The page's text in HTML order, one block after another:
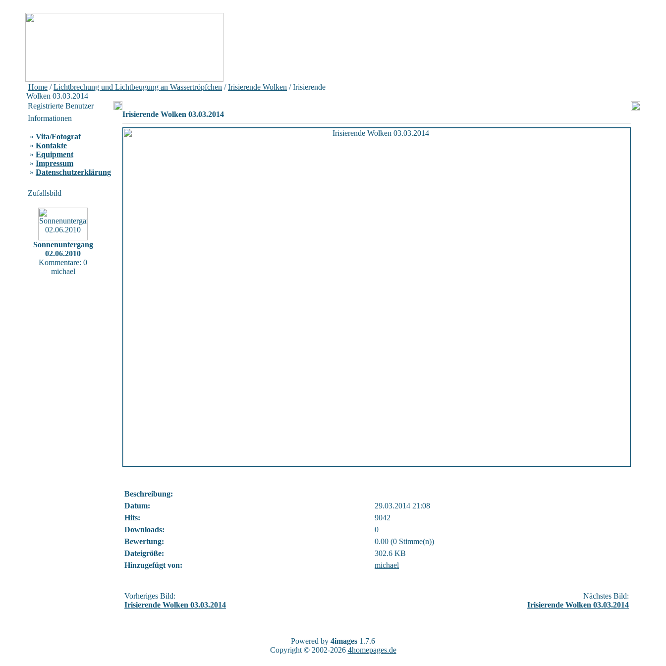
Home /Lichtbrechung und Lichtbeugung an Wassertröpfchen /Irisierende Wolken / Irisierende
Wolken 03.03.2014
Registrierte Benutzer
Informationen
» Vita/Fotograf
» Kontakte
» Equipment
» Impressum
» Datenschutzerklärung
Zufallsbild
Sonnenuntergang
02.06.2010
Kommentare: 0
michael
Irisierende Wolken 03.03.2014
Beschreibung:
Datum:
29.03.2014 21:08
Hits:
9042
Downloads:
0
Bewertung:
0.00 (0 Stimme(n))
Dateigröße:
302.6 KB
Hinzugefügt von:
michael
Vorheriges Bild:
Irisierende Wolken 03.03.2014
Nächstes Bild:
Irisierende Wolken 03.03.2014
Powered by 4images 1.7.6
Copyright © 2002-2026 4homepages.de